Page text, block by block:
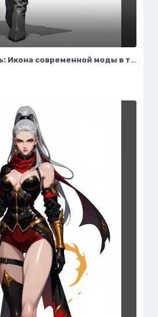
Элегантность и стиль: Икона современной моды в тренче и сапогах. Изображение из нейросети Flux.1